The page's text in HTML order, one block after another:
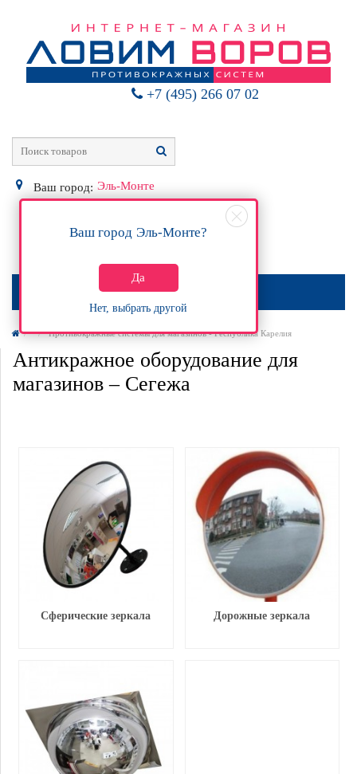
+7 (495) 266 07 02
Ваш город: Эль-Монте
Ваш город Эль-Монте?
Да
Нет, выбрать другой
0Р
МЕНЮ
Противокражные системы для магазинов - Республика Карелия
Антикражное оборудование для
магазинов – Сегежа
Сферические зеркала Дорожные зеркала